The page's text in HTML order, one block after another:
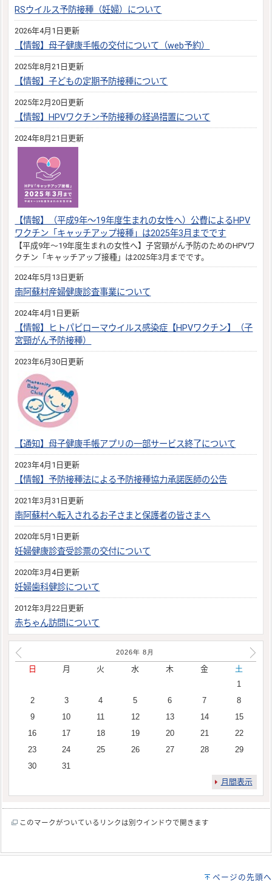
RSウイルス予防接種（妊婦）について
2026年4月1日更新
【情報】母子健康手帳の交付について（web予約）
2025年8月21日更新
【情報】子どもの定期予防接種について
2025年2月20日更新
【情報】HPVワクチン予防接種の経過措置について
2024年8月21日更新
【情報】（平成9年～19年度生まれの女性へ）公費によるHPV
ワクチン「キャッチアップ接種」は2025年3月までです
【平成9年～19年度生まれの女性へ】子宮頸がん予防のためのHPVワ
クチン「キャッチアップ接種」は2025年3月までです。
2024年5月13日更新
南阿蘇村産婦健康診査事業について
2024年4月1日更新
【情報】ヒトパピローマウイルス感染症【HPVワクチン】（子
宮頸がん予防接種）
2023年6月30日更新
【通知】母子健康手帳アプリの一部サービス終了について
2023年4月1日更新
【情報】予防接種法による予防接種協力承諾医師の公告
2021年3月31日更新
南阿蘇村へ転入されるお子さまと保護者の皆さまへ
2020年5月1日更新
妊婦健康診査受診票の交付について
2020年3月4日更新
妊婦歯科健診について
2012年3月22日更新
赤ちゃん訪問について
2026年 8 月
日 月 火 水 木 金
土
1
2
3 4 5 6 7
8
9
10 11 12 13 14
15
16
17 18 19 20 21
22
23
24 25 26 27 28
29
30
31
月間表示
このマークがついているリンクは別ウインドウで開きます
ページの先頭へ